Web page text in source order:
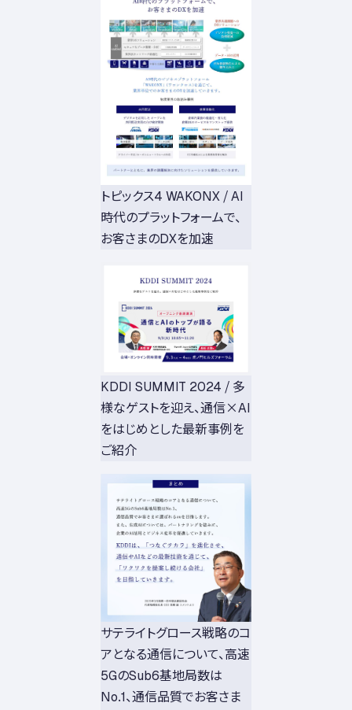
トピックス4 WAKONX / AI
時代のプラットフォームで、
お客さまのDXを加速
KDDI SUMMIT 2024 / 多
様なゲストを迎え、通信×AI
をはじめとした最新事例を
ご紹介
サテライトグロース戦略のコ
アとなる通信について、高速
5GのSub6基地局数は
No.1、通信品質でお客さま